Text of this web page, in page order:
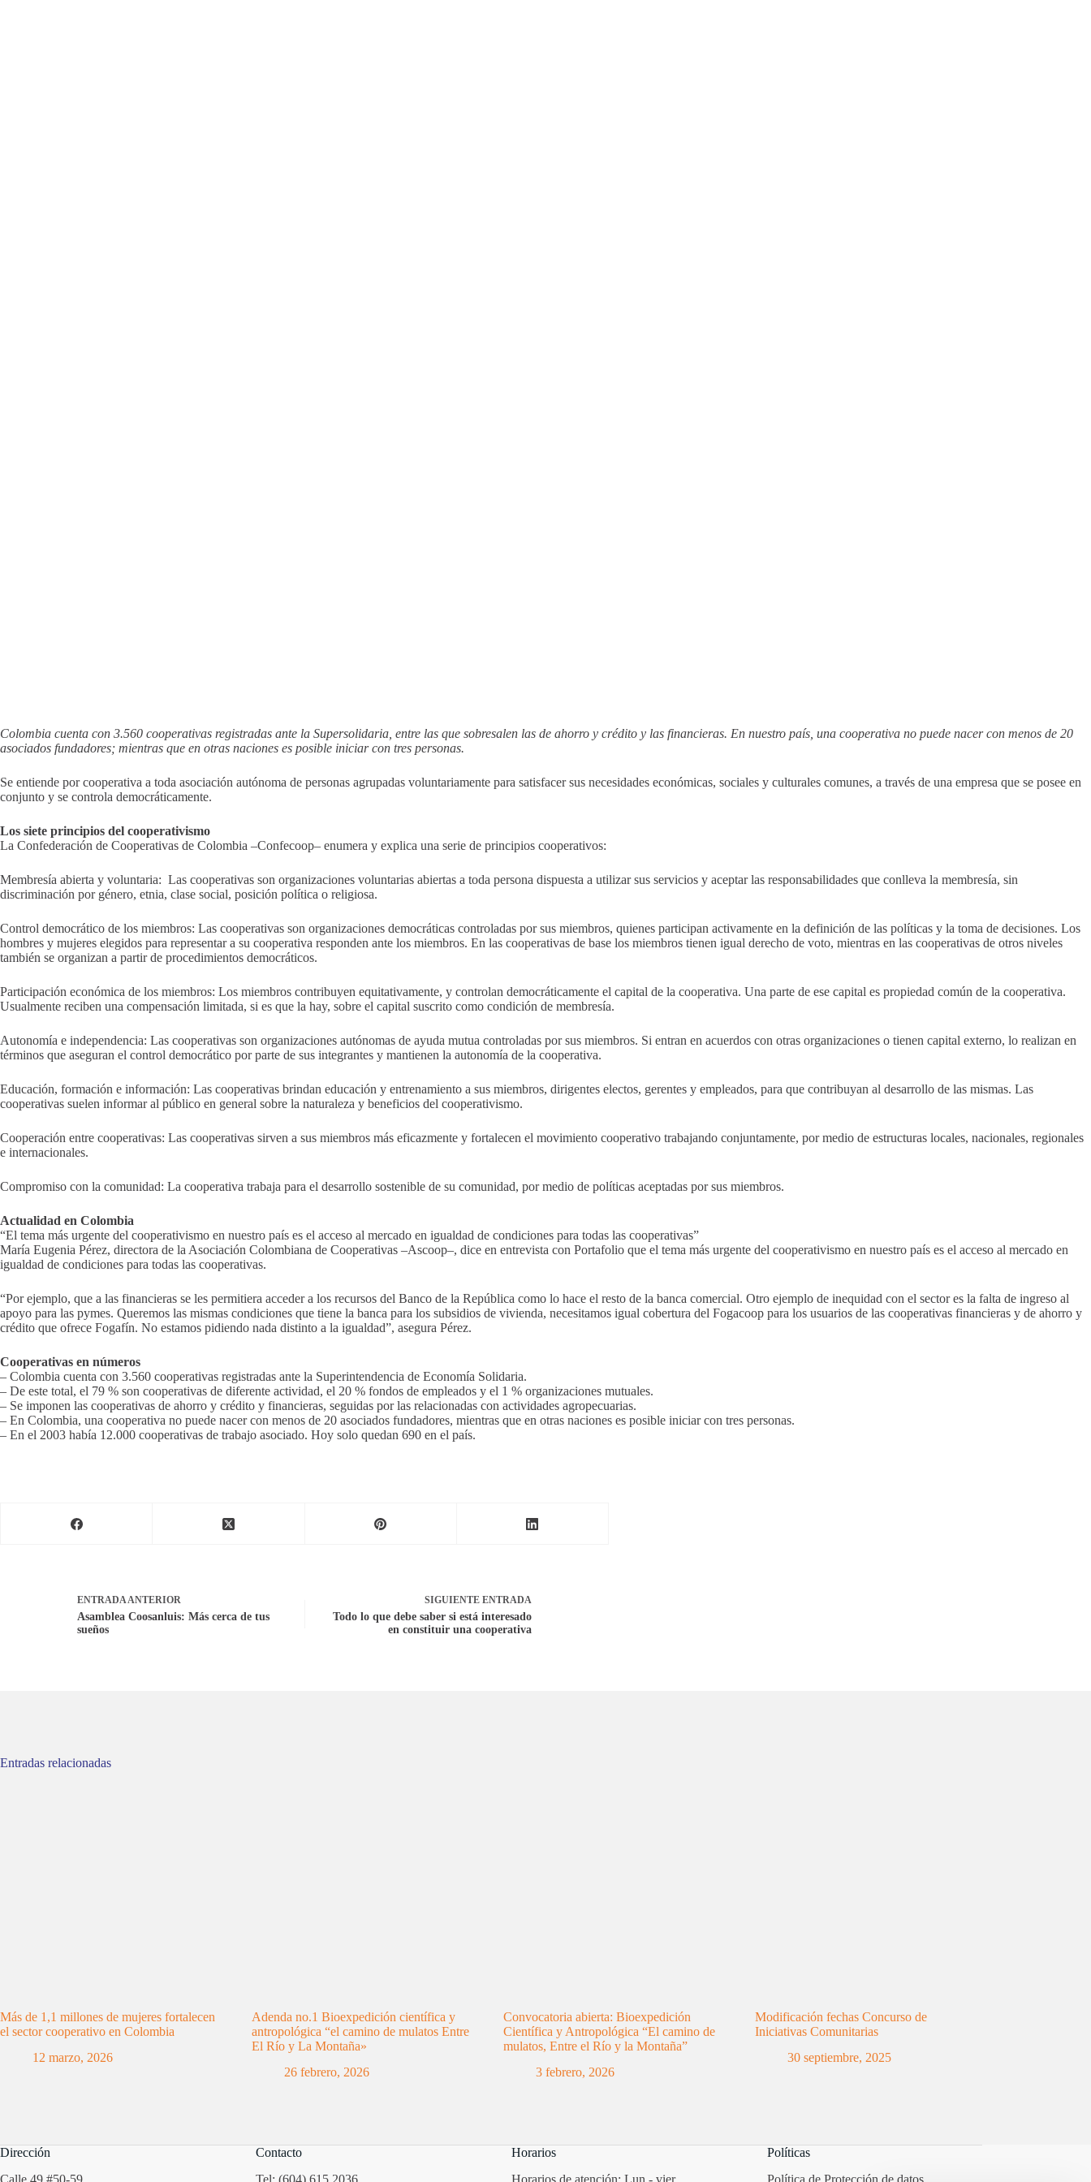
Colombia cuenta con 3.560 cooperativas registradas ante la Supersolidaria, entre las que sobresalen las de ahorro y crédito y las financieras. En nuestro país, una cooperativa no puede nacer con menos de 20
asociados fundadores; mientras que en otras naciones es posible iniciar con tres personas.
Se entiende por cooperativa a toda asociación autónoma de personas agrupadas voluntariamente para satisfacer sus necesidades económicas, sociales y culturales comunes, a través de una empresa que se posee en
conjunto y se controla democráticamente.
Los siete principios del cooperativismo
La Confederación de Cooperativas de Colombia –Confecoop– enumera y explica una serie de principios cooperativos:
Membresía abierta y voluntaria: Las cooperativas son organizaciones voluntarias abiertas a toda persona dispuesta a utilizar sus servicios y aceptar las responsabilidades que conlleva la membresía, sin
discriminación por género, etnia, clase social, posición política o religiosa.
Control democrático de los miembros: Las cooperativas son organizaciones democráticas controladas por sus miembros, quienes participan activamente en la definición de las políticas y la toma de decisiones. Los
hombres y mujeres elegidos para representar a su cooperativa responden ante los miembros. En las cooperativas de base los miembros tienen igual derecho de voto, mientras en las cooperativas de otros niveles
también se organizan a partir de procedimientos democráticos.
Participación económica de los miembros: Los miembros contribuyen equitativamente, y controlan democráticamente el capital de la cooperativa. Una parte de ese capital es propiedad común de la cooperativa.
Usualmente reciben una compensación limitada, si es que la hay, sobre el capital suscrito como condición de membresía.
Autonomía e independencia: Las cooperativas son organizaciones autónomas de ayuda mutua controladas por sus miembros. Si entran en acuerdos con otras organizaciones o tienen capital externo, lo realizan en
términos que aseguran el control democrático por parte de sus integrantes y mantienen la autonomía de la cooperativa.
Educación, formación e información: Las cooperativas brindan educación y entrenamiento a sus miembros, dirigentes electos, gerentes y empleados, para que contribuyan al desarrollo de las mismas. Las
cooperativas suelen informar al público en general sobre la naturaleza y beneficios del cooperativismo.
Cooperación entre cooperativas: Las cooperativas sirven a sus miembros más eficazmente y fortalecen el movimiento cooperativo trabajando conjuntamente, por medio de estructuras locales, nacionales, regionales
e internacionales.
Compromiso con la comunidad: La cooperativa trabaja para el desarrollo sostenible de su comunidad, por medio de políticas aceptadas por sus miembros.
Actualidad en Colombia
“El tema más urgente del cooperativismo en nuestro país es el acceso al mercado en igualdad de condiciones para todas las cooperativas”
María Eugenia Pérez, directora de la Asociación Colombiana de Cooperativas –Ascoop–, dice en entrevista con Portafolio que el tema más urgente del cooperativismo en nuestro país es el acceso al mercado en
igualdad de condiciones para todas las cooperativas.
“Por ejemplo, que a las financieras se les permitiera acceder a los recursos del Banco de la República como lo hace el resto de la banca comercial. Otro ejemplo de inequidad con el sector es la falta de ingreso al
apoyo para las pymes. Queremos las mismas condiciones que tiene la banca para los subsidios de vivienda, necesitamos igual cobertura del Fogacoop para los usuarios de las cooperativas financieras y de ahorro y
crédito que ofrece Fogafín. No estamos pidiendo nada distinto a la igualdad”, asegura Pérez.
Cooperativas en números
– Colombia cuenta con 3.560 cooperativas registradas ante la Superintendencia de Economía Solidaria.
– De este total, el 79 % son cooperativas de diferente actividad, el 20 % fondos de empleados y el 1 % organizaciones mutuales.
– Se imponen las cooperativas de ahorro y crédito y financieras, seguidas por las relacionadas con actividades agropecuarias.
– En Colombia, una cooperativa no puede nacer con menos de 20 asociados fundadores, mientras que en otras naciones es posible iniciar con tres personas.
– En el 2003 había 12.000 cooperativas de trabajo asociado. Hoy solo quedan 690 en el país.
ENTRADA ANTERIOR
Asamblea Coosanluis: Más cerca de tus
sueños
SIGUIENTE ENTRADA
Todo lo que debe saber si está interesado
en constituir una cooperativa
Entradas relacionadas
Más de 1,1 millones de mujeres fortalecen
el sector cooperativo en Colombia
12 marzo, 2026
Adenda no.1 Bioexpedición científica y
antropológica “el camino de mulatos Entre
El Río y La Montaña»
26 febrero, 2026
Convocatoria abierta: Bioexpedición
Científica y Antropológica “El camino de
mulatos, Entre el Río y la Montaña”
3 febrero, 2026
Modificación fechas Concurso de
Iniciativas Comunitarias
30 septiembre, 2025
Dirección
Contacto
Horarios
Políticas